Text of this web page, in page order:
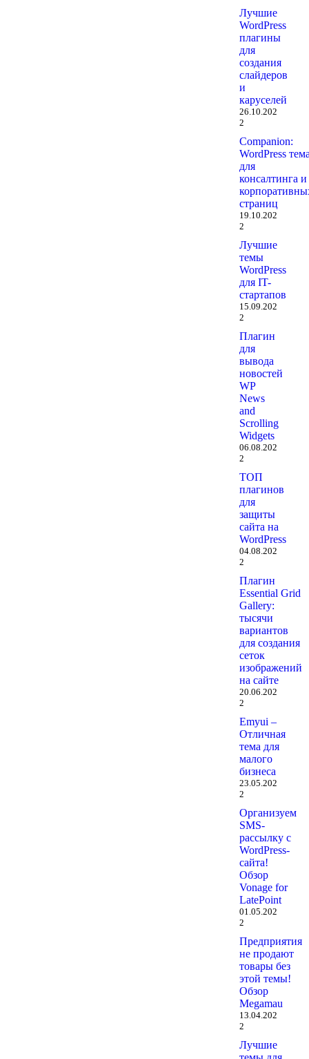
Лучшие
WordPress
плагины
для
создания
слайдеров
и
каруселей
26.10.202
2
Companion:
WordPress
для
консалтинга и
страниц
19.10.202
2
Лучшие
темы
WordPress
для IT-
стартапов
15.09.202
2
Плагин
для
вывода
новостей
WP
News
and
Scrolling
Widgets
06.08.202
2
ТОП
плагинов
для
защиты
сайта на
WordPress
04.08.202
2
Плагин
Essential Grid
Gallery:
тысячи
вариантов
для создания
сеток
изображений
на сайте
20.06.202
2
Emyui –
Отличная
тема для
малого
бизнеса
23.05.202
2
Организуем
SMS-
рассылку с
WordPress-
сайта!
Обзор
Vonage for
LatePoint
01.05.202
2
Предприятия
не продают
товары без
этой темы!
Обзор
Megamau
13.04.202
2
Лучшие